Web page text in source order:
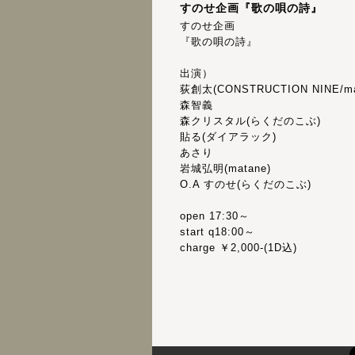
すのせ企画『歌の唄の詩』
すのせ企画
『歌の唄の詩』
出演）
荻創太(CONSTRUCTION NINE/
森智義
森クリスタル(らくだのこぶ)
貼る(ダイアラック)
あさり
岩城弘明(matane)
O.A すのせ(らくだのこぶ)
open 17:30～
start q18:00～
charge ￥2,000-(1D込)